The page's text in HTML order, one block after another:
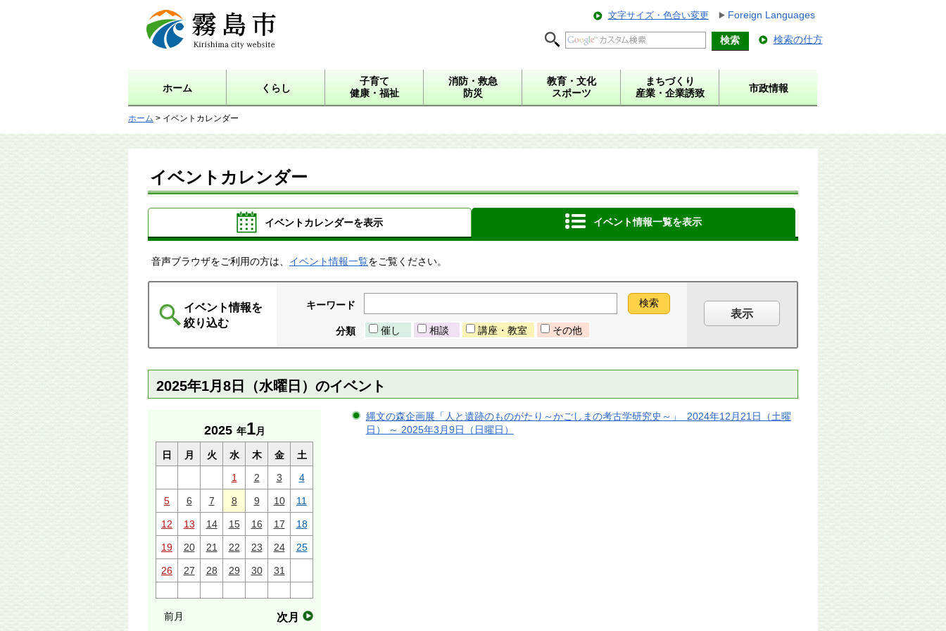
霧島市 Kirishima city
website
文字サイズ・色合い変更 Foreign Languages
検索の仕方
ホーム くらし
子育て
健康・福祉
消防・救急
防災
教育・文化
スポーツ
まちづくり
産業・企業誘致
市政情報
ホーム > イベントカレンダー
イベントカレンダー
イベントカレンダーを表示 イベント情報一覧を表示
音声ブラウザをご利用の方は、 イベント情報一覧をご覧ください。
イベント情報を
絞り込む
キーワード
分類 催し 相談 講座・教室 その他
2025年1月8日（水曜日）のイベント
2025 年1月
日 月 火 水 木 金
土
1
2 3 4
5 6 7 8 9 10 11
12 13 14 15 16 17 18
19 20 21 22 23 24 25
26 27 28 29 30 31
前月 次月
縄文の森企画展「人と遺跡のものがたり～かごしまの考古学研究史～」 2024年12月21日（土曜
日） ～ 2025年3月9日（日曜日）